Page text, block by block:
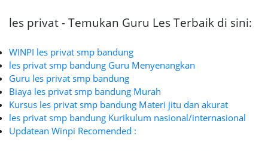
les privat - Temukan Guru Les Terbaik di sini:
WINPI les privat smp bandung
les privat smp bandung Guru Menyenangkan
Guru les privat smp bandung
Biaya les privat smp bandung Murah
Kursus les privat smp bandung Materi jitu dan akurat
les privat smp bandung Kurikulum nasional/internasional
Updatean Winpi Recomended :